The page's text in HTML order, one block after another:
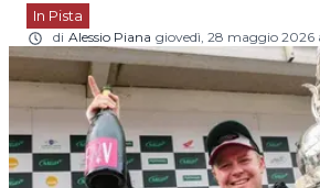
In Pista
di Alessio Piana giovedì, 28 maggio 2026